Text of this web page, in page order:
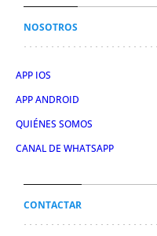
NOSOTROS
APP IOS
APP ANDROID
QUIÉNES SOMOS
CANAL DE WHATSAPP
CONTACTAR